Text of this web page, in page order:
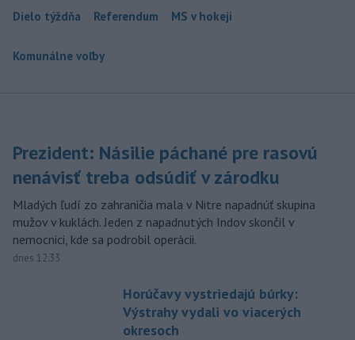
Dielo týždňa Referendum MS v hokeji
Komunálne voľby
Prezident: Násilie páchané pre rasovú
nenávisť treba odsúdiť v zárodku
Mladých ľudí zo zahraničia mala v Nitre napadnúť skupina
mužov v kuklách. Jeden z napadnutých Indov skončil v
nemocnici, kde sa podrobil operácii.
dnes 12:33
Horúčavy vystriedajú búrky:
Výstrahy vydali vo viacerých
okresoch